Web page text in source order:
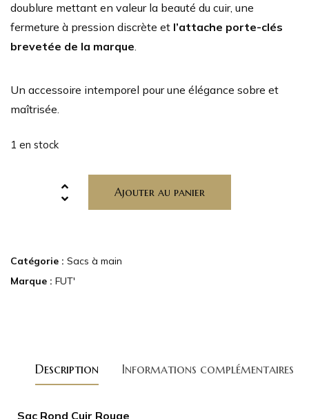
doublure mettant en valeur la beauté du cuir, une
fermeture à pression discrète et l’attache porte-clés
brevetée de la marque.
Un accessoire intemporel pour une élégance sobre et
maîtrisée.
1 en stock
Ajouter au panier
Catégorie : Sacs à main
Marque : FUT'
Description Informations complémentaires
Sac Rond Cuir Rouge